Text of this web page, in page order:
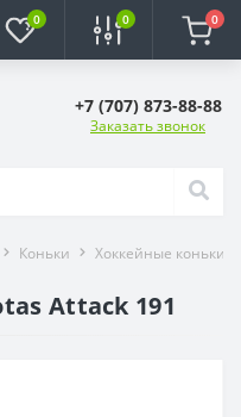
0 0 0
+7 (707) 873-88-88
Заказать звонок
Коньки Хоккейные коньки
Attack 191